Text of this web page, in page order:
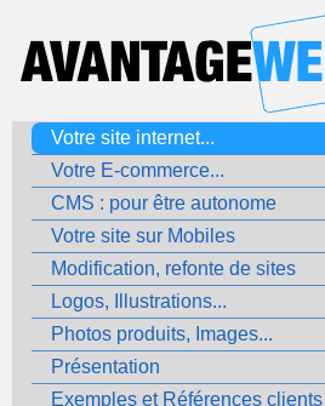
Votre site internet...
Votre E-commerce...
CMS : pour être autonome
Votre site sur Mobiles
Modification, refonte de sites
Logos, Illustrations...
Photos produits, Images...
Présentation
Exemples et Références clients